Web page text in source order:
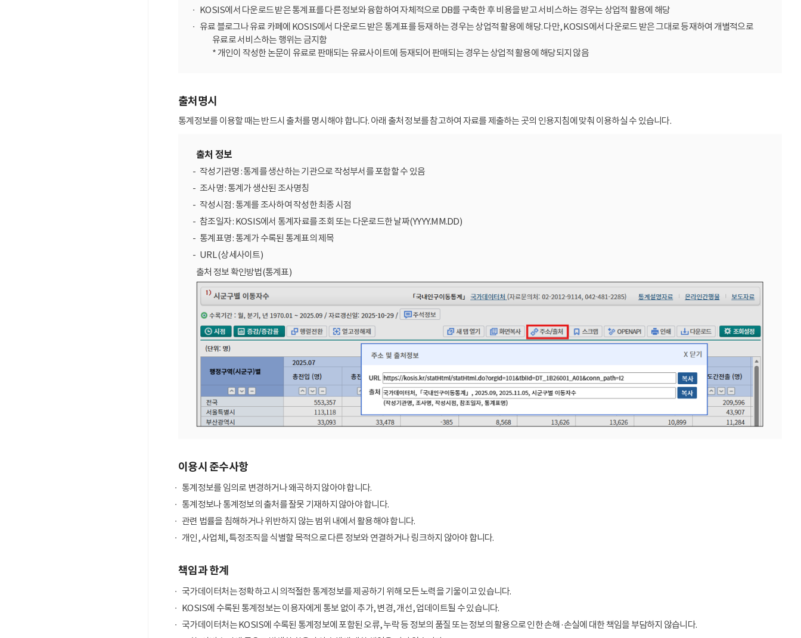
KOSIS에서 다운로드 받은 통계표를 다른 정보와 융합하여 자체적으로 DB를 구축한 후 비용을 받고 서비스하는 경우는 상업적 활용에 해당
유료 블로그나 유료 카페에 KOSIS에서 다운로드 받은 통계표를 등재하는 경우는 상업적 활용에 해당. 다만, KOSIS에서 다운로드 받은 그대로 등재하여 개별적으로
유료로 서비스하는 행위는 금지함
* 개인이 작성한 논문이 유료로 판매되는 유료사이트에 등재되어 판매되는 경우는 상업적 활용에 해당되지 않음
출처명시
통계정보를 이용할 때는 반드시 출처를 명시해야 합니다. 아래 출처 정보를 참고하여 자료를 제출하는 곳의 인용지침에 맞춰 이용하실 수 있습니다.
출처 정보
작성기관명 : 통계를 생산하는 기관으로 작성부서를 포함할 수 있음
조사명 : 통계가 생산된 조사명칭
작성시점 : 통계를 조사하여 작성한 최종 시점
참조일자 : KOSIS에서 통계자료를 조회 또는 다운로드한 날짜(YYYY.MM.DD)
통계표명 : 통계가 수록된 통계표의 제목
URL (상세사이트)
출처 정보 확인방법(통계표)
이용시 준수사항
통계정보를 임의로 변경하거나 왜곡하지 않아야 합니다.
통계정보나 통계정보의 출처를 잘못 기재하지 않아야 합니다.
관련 법률을 침해하거나 위반하지 않는 범위 내에서 활용해야 합니다.
개인, 사업체, 특정조직을 식별할 목적으로 다른 정보와 연결하거나 링크하지 않아야 합니다.
책임과 한계
국가데이터처는 정확하고 시의적절한 통계정보를 제공하기 위해 모든 노력을 기울이고 있습니다.
KOSIS에 수록된 통계정보는 이용자에게 통보 없이 추가, 변경, 개선, 업데이트될 수 있습니다.
국가데이터처는 KOSIS에 수록된 통계정보에 포함된 오류, 누락 등 정보의 품질 또는 정보의 활용으로 인한 손해·손실에 대한 책임을 부담하지 않습니다.